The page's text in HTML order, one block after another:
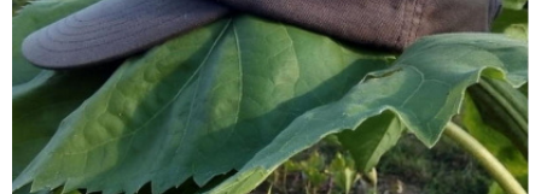
Все публикации 1118
Сейчас обсуждают